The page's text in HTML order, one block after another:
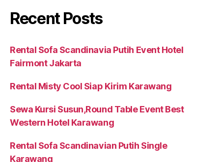
Recent Posts
Rental Sofa Scandinavia Putih Event Hotel
Fairmont Jakarta
Rental Misty Cool Siap Kirim Karawang
Sewa Kursi Susun,Round Table Event Best
Western Hotel Karawang
Rental Sofa Scandinavian Putih Single
Karawang